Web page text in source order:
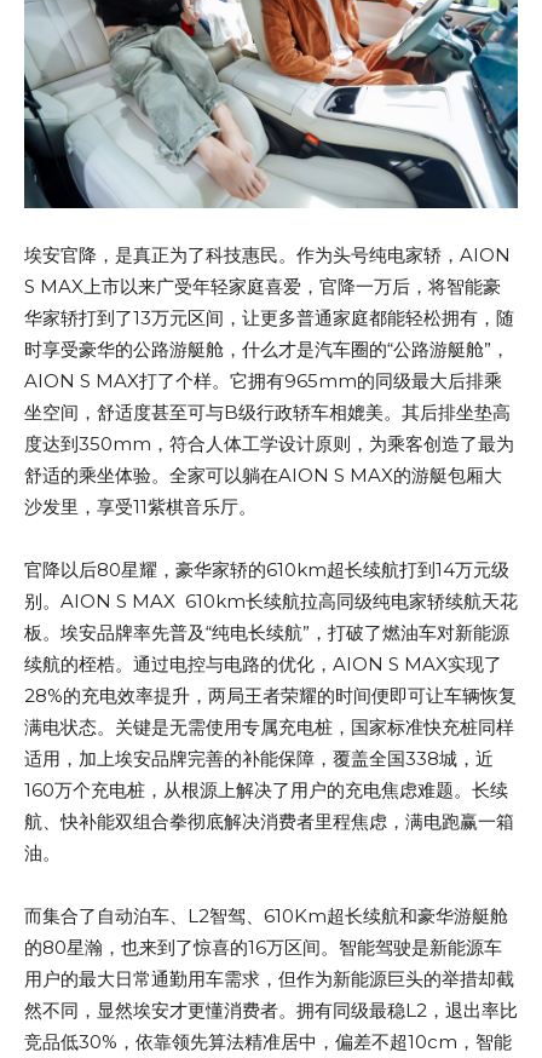
埃安官降，是真正为了科技惠民。作为头号纯电家轿，AION
S MAX上市以来广受年轻家庭喜爱，官降一万后，将智能豪
华家轿打到了13万元区间，让更多普通家庭都能轻松拥有，随
时享受豪华的公路游艇舱，什么才是汽车圈的“公路游艇舱”，
AION S MAX打了个样。它拥有965mm的同级最大后排乘
坐空间，舒适度甚至可与B级行政轿车相媲美。其后排坐垫高
度达到350mm，符合人体工学设计原则，为乘客创造了最为
舒适的乘坐体验。全家可以躺在AION S MAX的游艇包厢大
沙发里，享受11紫棋音乐厅。
官降以后80星耀，豪华家轿的610km超长续航打到14万元级
别。AION S MAX 610km长续航拉高同级纯电家轿续航天花
板。埃安品牌率先普及“纯电长续航”，打破了燃油车对新能源
续航的桎梏。通过电控与电路的优化，AION S MAX实现了
28%的充电效率提升，两局王者荣耀的时间便即可让车辆恢复
满电状态。关键是无需使用专属充电桩，国家标准快充桩同样
适用，加上埃安品牌完善的补能保障，覆盖全国338城，近
160万个充电桩，从根源上解决了用户的充电焦虑难题。长续
航、快补能双组合拳彻底解决消费者里程焦虑，满电跑赢一箱
油。
而集合了自动泊车、L2智驾、610Km超长续航和豪华游艇舱
的80星瀚，也来到了惊喜的16万区间。智能驾驶是新能源车
用户的最大日常通勤用车需求，但作为新能源巨头的举措却截
然不同，显然埃安才更懂消费者。拥有同级最稳L2，退出率比
竞品低30%，依靠领先算法精准居中，偏差不超10cm，智能